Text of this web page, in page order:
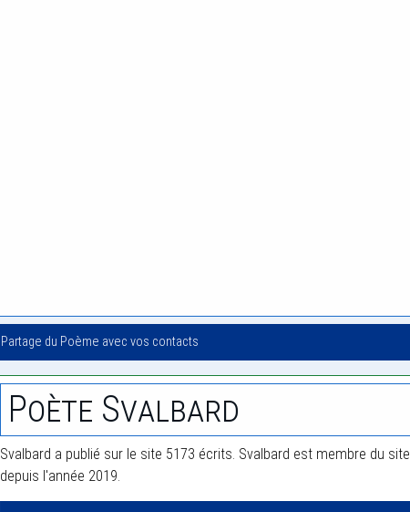
Partage du Poème avec vos contacts
Poète Svalbard
Svalbard a publié sur le site 5173 écrits. Svalbard est membre du site
depuis l'année 2019.